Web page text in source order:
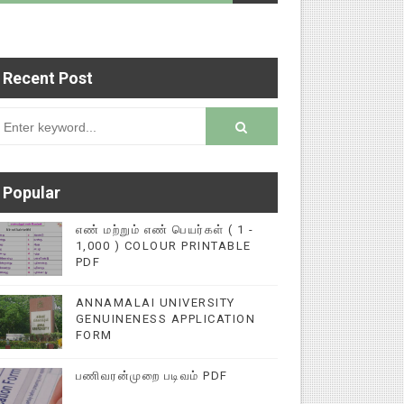
செய்தி இணையதளத்தில் பதிவு செய்ய
Recent Post
Popular
எண் மற்றும் எண் பெயர்கள் ( 1 -
1,000 ) COLOUR PRINTABLE
PDF
ANNAMALAI UNIVERSITY
GENUINENESS APPLICATION
FORM
பணிவரன்முறை படிவம் PDF